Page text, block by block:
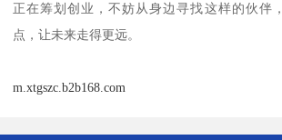
正在筹划创业，不妨从身边寻找这样的伙伴
点，让未来走得更远。
m.xtgszc.b2b168.com